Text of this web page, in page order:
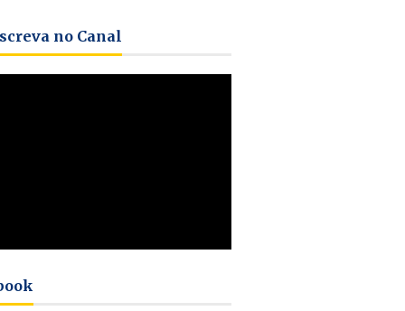
no Canal